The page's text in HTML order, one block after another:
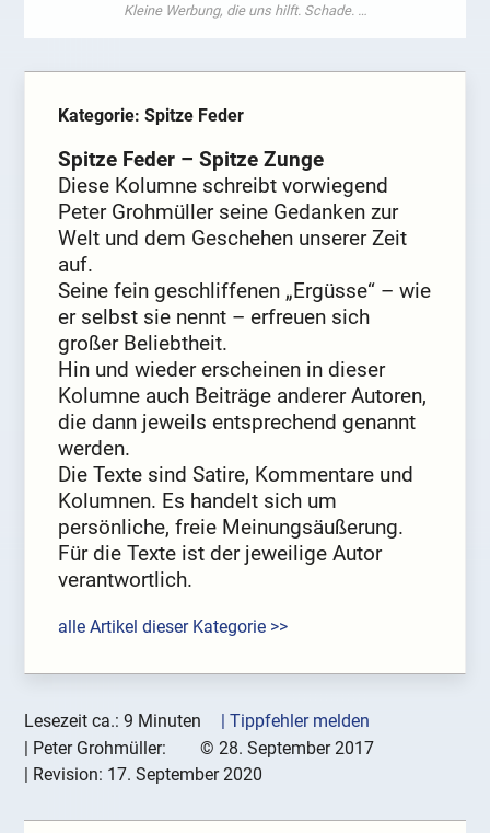
Kategorie: Spitze Feder
Spitze Feder – Spitze Zunge
Diese Kolumne schreibt vorwiegend
Peter Grohmüller seine Gedanken zur
Welt und dem Geschehen unserer Zeit
auf.
Seine fein geschliffenen „Ergüsse“ – wie
er selbst sie nennt – erfreuen sich
großer Beliebtheit.
Hin und wieder erscheinen in dieser
Kolumne auch Beiträge anderer Autoren,
die dann jeweils entsprechend genannt
werden.
Die Texte sind Satire, Kommentare und
Kolumnen. Es handelt sich um
persönliche, freie Meinungsäußerung.
Für die Texte ist der jeweilige Autor
verantwortlich.
alle Artikel dieser Kategorie >>
Lesezeit ca.: 9 Minuten
| Tippfehler melden
| Peter Grohmüller: © 28. September 2017
| Revision: 17. September 2020